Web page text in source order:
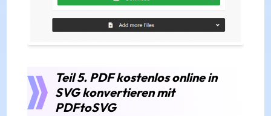
Teil 5. PDF kostenlos online in
SVG konvertieren mit
PDFtoSVG